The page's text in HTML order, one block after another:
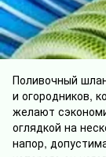
Поливочный
и огородников,
желают
оглядкой на
напор,